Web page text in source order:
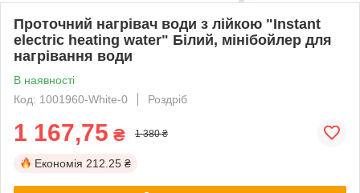
Проточний нагрівач води з лійкою "Instant
electric heating water" Білий, мінібойлер для
нагрівання води
В наявності
Код: 1001960-White-0
Роздріб
1 167,75 ₴ 1 380 ₴
Економія 212.25 ₴